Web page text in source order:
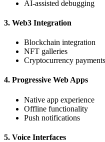
AI-assisted debugging
3. Web3 Integration
Blockchain integration
NFT galleries
Cryptocurrency payments
4. Progressive Web Apps
Native app experience
Offline functionality
Push notifications
5. Voice Interfaces